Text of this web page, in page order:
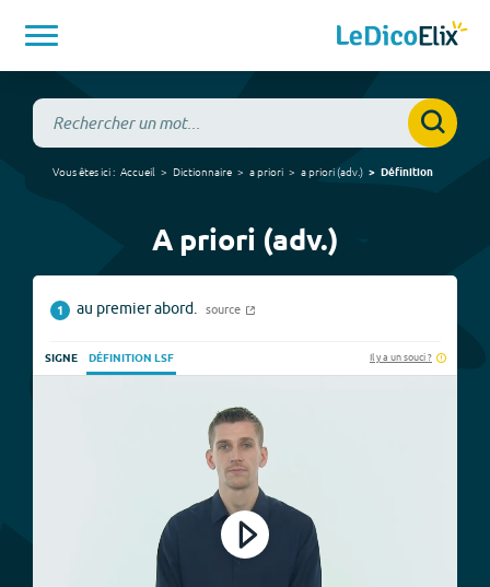
Vous êtes ici : Accueil Dictionnaire a priori a priori(adv.) Définition
A priori (adv.)
1 au premier abord. source
SIGNE DÉFINITION LSF Il y a un souci ?
Play